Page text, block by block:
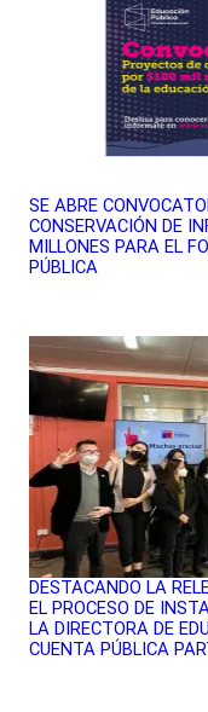
SE ABRE
CONSERVACIÓN DE
MILLONES PARA EL
PÚBLICA
DESTACANDO LA
EL PROCESO DE
LA DIRECTORA DE
CUENTA PÚBLICA